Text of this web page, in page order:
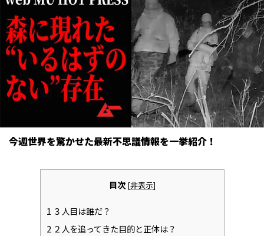
今週世界を驚かせた最新不思議情報を一挙紹介！
目次 [非表示]
1 ３人目は誰だ？
2２人を追ってきた目的と正体は？